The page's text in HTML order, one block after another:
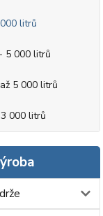
litrů
5 000 litrů
5 000 litrů
000 litrů